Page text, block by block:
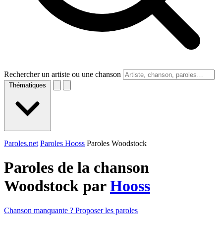
Rechercher un artiste ou une chanson
Thématiques
Paroles.net Paroles Hooss Paroles Woodstock
Paroles de la chanson
Woodstock parHooss
Chanson manquante ? Proposer les paroles